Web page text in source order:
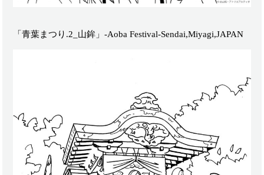
「青葉まつり.2_山鉾」-Aoba Festival-Sendai,Miyagi,JAPAN